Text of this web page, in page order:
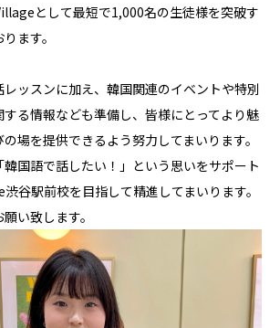
として最短で1,000名の生徒様を突破す
ます。
ッスンに加え、韓国関連のイベントや特別
る情報なども準備し、皆様にとってより魅
場を提供できるよう努力してまいります。
国語で話したい！」という思いをサポート
谷駅前校を目指して精進してまいります。
い致します。